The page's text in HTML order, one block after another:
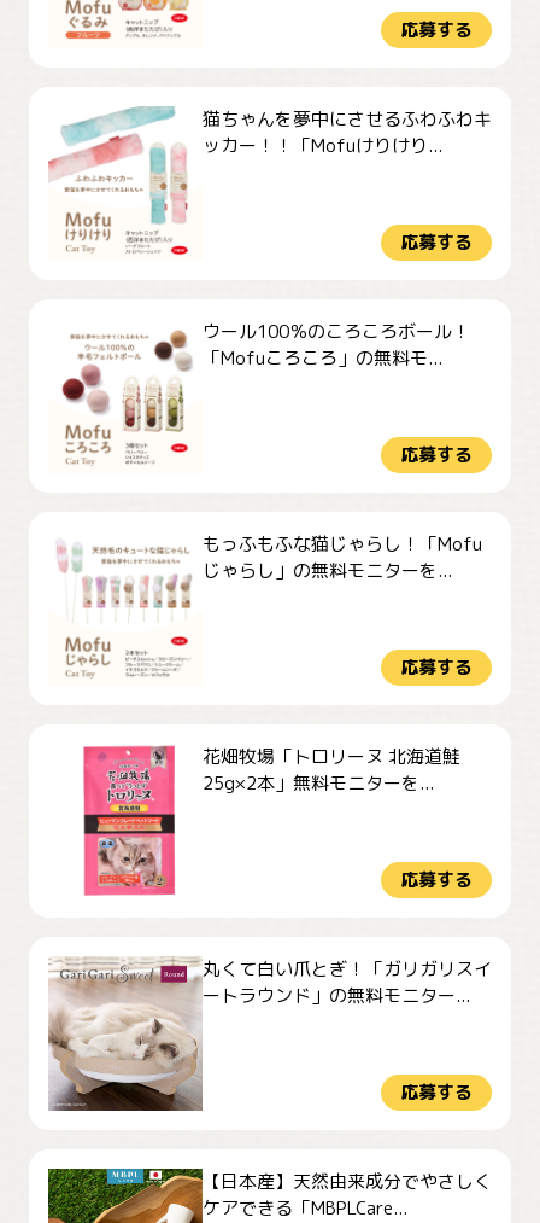
応募する
猫ちゃんを夢中にさせるふわふわキ
ッカー！！「Mofuけりけり...
応募する
ウール100％のころころボール！
「Mofuころころ」の無料モ...
応募する
もっふもふな猫じゃらし！「Mofu
じゃらし」の無料モニターを...
応募する
花畑牧場「トロリーヌ 北海道鮭
25g×2本」無料モニターを...
応募する
丸くて白い爪とぎ！「ガリガリスイ
ートラウンド」の無料モニター...
応募する
【日本産】天然由来成分でやさしく
ケアできる「MBPLCare...